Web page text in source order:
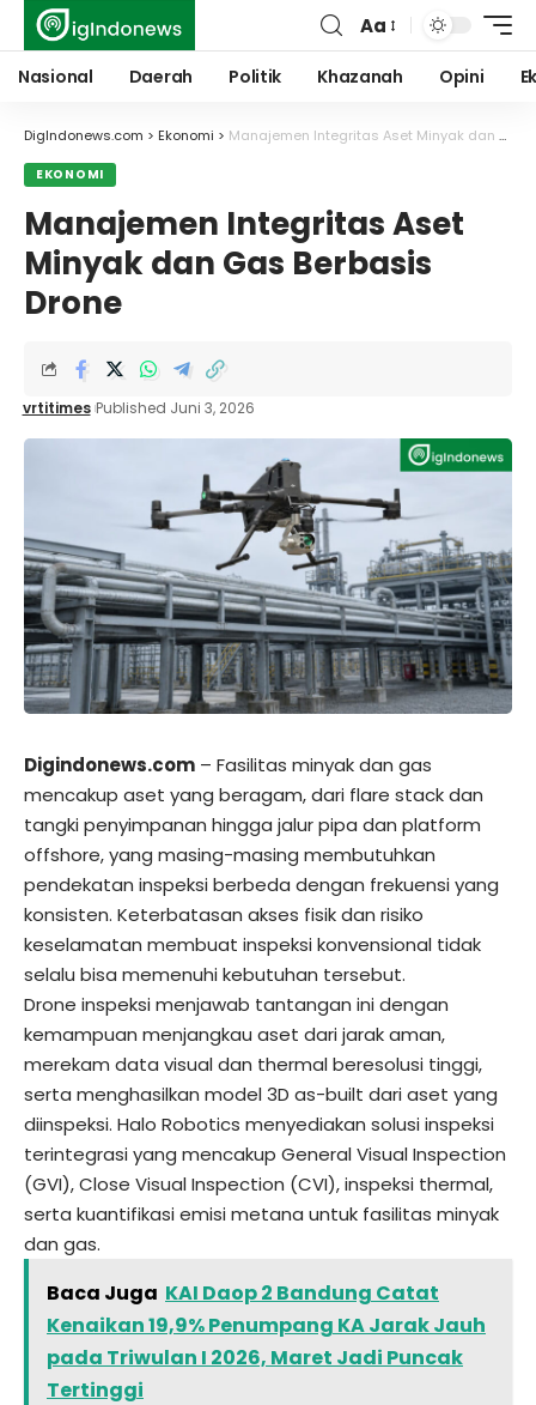
Font
Resizer
Aa
Nasional Daerah Politik Khazanah Opini
DigIndonews.com > Ekonomi > Manajemen Integritas Aset Minyak dan Gas Berbasis Drone
EKONOMI
Manajemen Integritas Aset
Minyak dan Gas Berbasis
Drone
vrtitimes Published Juni 3, 2026
Digindonews.com – Fasilitas minyak dan gas
mencakup aset yang beragam, dari flare stack dan
tangki penyimpanan hingga jalur pipa dan platform
offshore, yang masing-masing membutuhkan
pendekatan inspeksi berbeda dengan frekuensi yang
konsisten. Keterbatasan akses fisik dan risiko
keselamatan membuat inspeksi konvensional tidak
selalu bisa memenuhi kebutuhan tersebut.
Drone inspeksi menjawab tantangan ini dengan
kemampuan menjangkau aset dari jarak aman,
merekam data visual dan thermal beresolusi tinggi,
serta menghasilkan model 3D as-built dari aset yang
diinspeksi. Halo Robotics menyediakan solusi inspeksi
terintegrasi yang mencakup General Visual Inspection
(GVI), Close Visual Inspection (CVI), inspeksi thermal,
serta kuantifikasi emisi metana untuk fasilitas minyak
dan gas.
Baca Juga KAI Daop 2 Bandung Catat
Kenaikan 19,9% Penumpang KA Jarak Jauh
pada Triwulan I 2026, Maret Jadi Puncak
Tertinggi